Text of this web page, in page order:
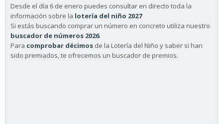
Desde el día 6 de enero puedes consultar en directo toda la
información sobre la lotería del niño 2027
Si estás buscando comprar un número en concreto utiliza nuestro
buscador de números 2026.
Para comprobar décimos de la Lotería del Niño y saber si han
sido premiados, te ofrecemos un buscador de premios.